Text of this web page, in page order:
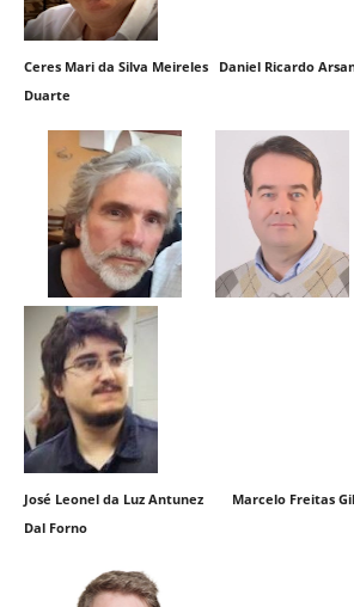
Ceres Mari da Silva Meireles Daniel Ricardo
Duarte
José Leonel da Luz Antunez Marcelo Freitas
Dal Forno